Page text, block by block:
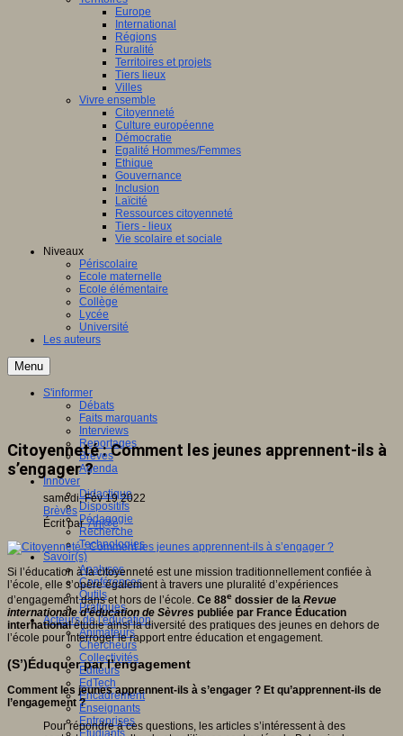
Europe
International
Régions
Ruralité
Territoires et projets
Tiers lieux
Villes
Vivre ensemble
Citoyenneté
Culture européenne
Démocratie
Egalité Hommes/Femmes
Ethique
Gouvernance
Inclusion
Laïcité
Ressources citoyenneté
Tiers - lieux
Vie scolaire et sociale
Niveaux
Périscolaire
Ecole maternelle
Ecole élémentaire
Collège
Lycée
Université
Les auteurs
Menu
S'informer
Débats
Faits marquants
Interviews
Reportages
Brèves
Agenda
Innover
Didactique
Dispositifs
Pédagogie
Recherche
Technologies
Savoir(s)
Analyses
Conférences
Outils
Pratiques
Acteurs de l'éducation
Animateurs
Chercheurs
Collectivités
Editeurs
EdTech
Encadrement
Enseignants
Entreprises
Etudiants
Citoyenneté : Comment les jeunes apprennent-ils à
s’engager ?
samedi, Fév 19 2022
Brèves
Écrit parAn@é
Si l’éducation à la citoyenneté est une mission traditionnellement confiée à
l’école, elle s’opère également à travers une pluralité d’expériences
d’engagement dans et hors de l’école. Ce 88e dossier de la Revue
internationale d’éducation de Sèvres publiée par France Éducation
internationalétudie ainsi la diversité des pratiques des jeunes en dehors de
l’école pour interroger le rapport entre éducation et engagement.
(S’)Éduquer par l’engagement
Comment les jeunes apprennent-ils à s’engager ? Et qu’apprennent-ils de
l’engagement ?
Pour répondre à ces questions, les articles s’intéressent à des